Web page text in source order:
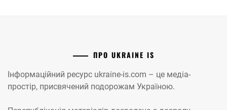
ПРО UKRAINE IS
Інформаційний ресурс ukraine-is.com – це медіа-
простір, присвячений подорожам Україною.